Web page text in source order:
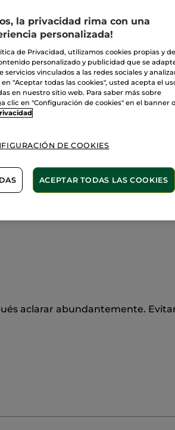
Pago Seguro
Satisfecho o
Las
comparación
VER P.T.R 2026
el perfume de Kiwi y de
aclarar abundantemente.
la privacidad rima con una
personalizada!
de Privacidad, utilizamos cookies propias y de
personalizado y publicidad que se
vinculados a las redes sociales y
"Aceptar todas las cookies", usted acepta el
en nuestro sitio web. Para saber más sobre
clic en "Configuración de cookies" en el banner o
DE COOKIES
ACEPTAR TODAS LAS COOKIES